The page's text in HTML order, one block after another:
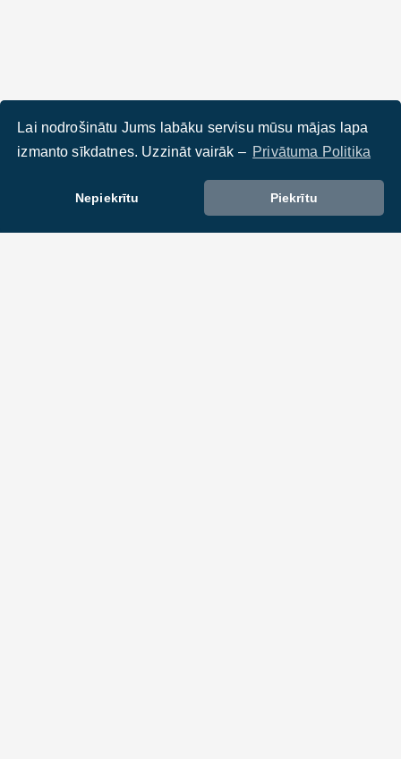
Lai nodrošinātu Jums labāku servisu mūsu mājas lapa
izmanto sīkdatnes. Uzzināt vairāk – Privātuma Politika
Nepiekrītu Piekrītu